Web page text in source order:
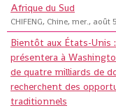
Afrique du Sud
CHIFENG, Chine, mer., août
Bientôt aux États-Unis
présentera à
de quatre milliards de
recherchent des
traditionnels